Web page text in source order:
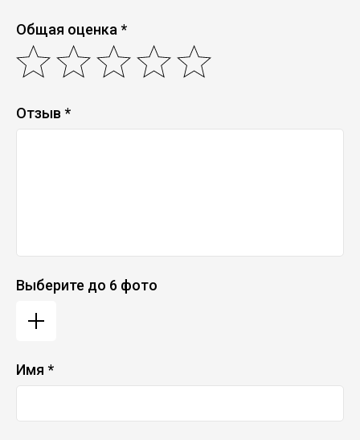
Общая оценка *
Отзыв *
Выберите до 6 фото
Имя *